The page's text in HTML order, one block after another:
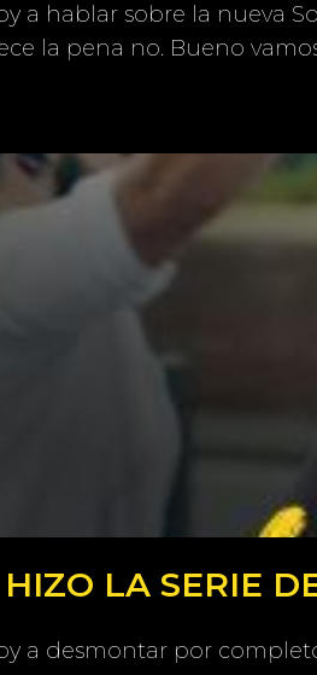
a hablar sobre la nueva
la pena no. Bueno
HIZO LA SERIE
a desmontar por